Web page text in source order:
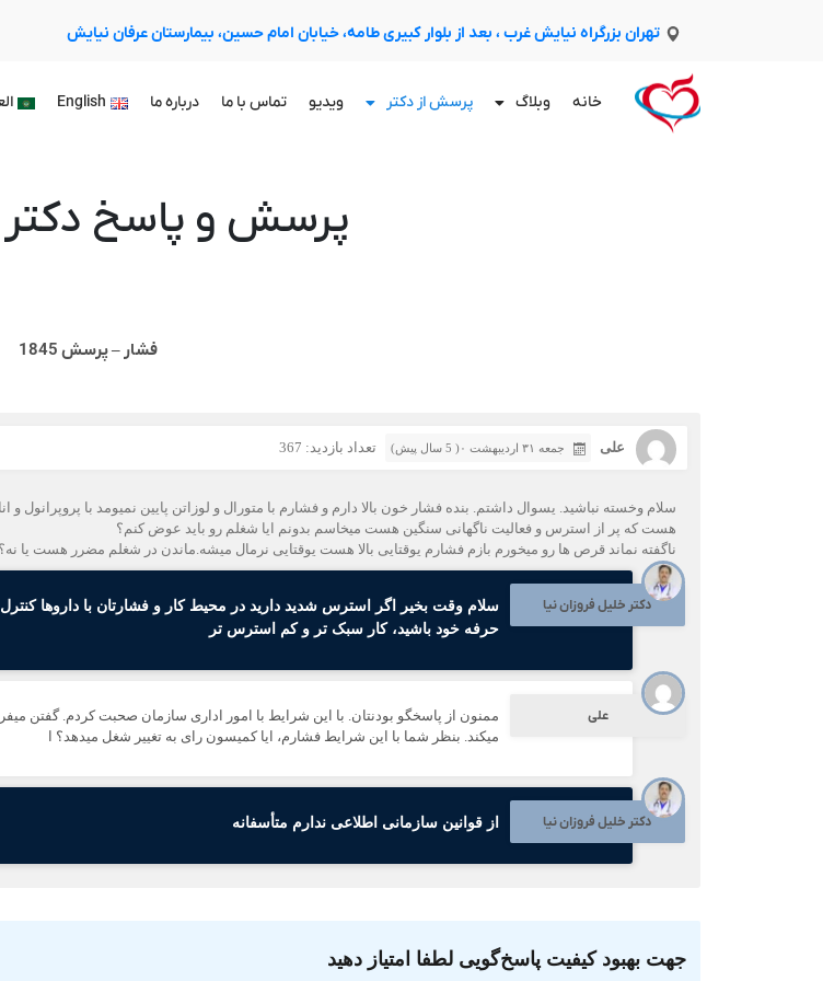
تهران بزرگراه نیایش غرب ، بعد از بلوار کبیری طامه، خیابان امام حسین، بیمارستان عرفان نیایش
خانه وبلاگ پرسش از دکتر ویدیو تماس با ما درباره ما English
پرسش و پاسخ دکتر
فشار – پرسش 1845
علی جمعه ۳۱ اردیبهشت ۰( 5 سال پیش) تعداد بازدید: 367
هست که پر از استرس و فعالیت ناگهانی سنگین هست میخاسم بدونم ایا شغلم رو باید عوض کنم؟
ناگفته نماند قرص ها رو میخورم بازم فشارم یوقتایی بالا هست یوقتایی نرمال میشه.ماندن در شغلم مضرر هست یا
دکتر خلیل فروزان نیا
سلام وقت بخیر اگر استرس شدید دارید در محیط کار و فشارتان با داروها
حرفه خود باشید، کار سبک تر و کم استرس تر
علی
ممنون از پاسخگو بودنتان. با این شرایط با امور اداری سازمان صحبت کردم. گفتن
میکند. بنظر شما با این شرایط فشارم، ایا کمیسون رای به تغییر شغل میدهد؟ ا
دکتر خلیل فروزان نیا از قوانین سازمانی اطلاعی ندارم متأسفانه
جهت بهبود کیفیت پاسخ‌گویی لطفا امتیاز دهید